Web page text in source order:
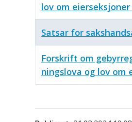
lov om eierseksjoner
Satsar for
Forskrift om
ningslova og lov om